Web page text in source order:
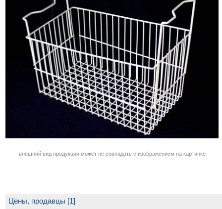
внешний вид продукции может не совпадать с изображением на картинке
Цены, продавцы [1]